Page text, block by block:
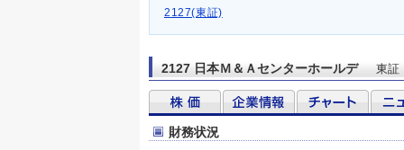
2127(東証)
2127 日本Ｍ＆Ａセンターホールデ 東証